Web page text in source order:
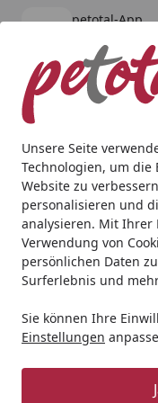
Unsere Seite
Technologien, um
Website zu
personalisieren und
analysieren. Mit Ihrer
Verwendung von
persönlichen Daten
Surferlebnis und
Sie können Ihre
Einstellungen
petotal-App
kostenlos - Im App
Alle Produkte
Mein Konto
Suchen
Startseite
Katze
KATTOVIT
85g Dose
Diätnahrung